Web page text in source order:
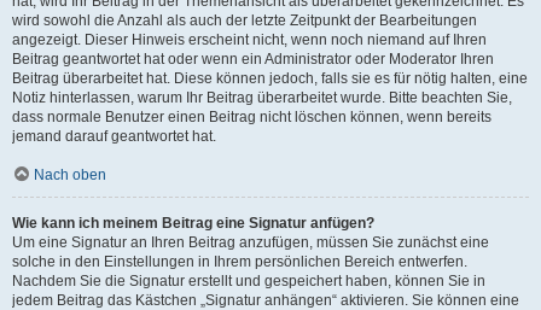
wird sowohl die Anzahl als auch der letzte Zeitpunkt der Bearbeitungen
angezeigt. Dieser Hinweis erscheint nicht, wenn noch niemand auf Ihren
Beitrag geantwortet hat oder wenn ein Administrator oder Moderator Ihren
Beitrag überarbeitet hat. Diese können jedoch, falls sie es für nötig halten, eine
Notiz hinterlassen, warum Ihr Beitrag überarbeitet wurde. Bitte beachten Sie,
dass normale Benutzer einen Beitrag nicht löschen können, wenn bereits
jemand darauf geantwortet hat.
Nach oben
Wie kann ich meinem Beitrag eine Signatur anfügen?
Um eine Signatur an Ihren Beitrag anzufügen, müssen Sie zunächst eine
solche in den Einstellungen in Ihrem persönlichen Bereich entwerfen.
Nachdem Sie die Signatur erstellt und gespeichert haben, können Sie in
jedem Beitrag das Kästchen „Signatur anhängen“ aktivieren. Sie können eine